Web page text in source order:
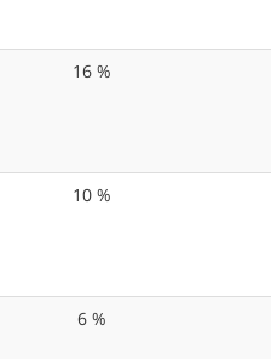
16 %
10 %
6 %